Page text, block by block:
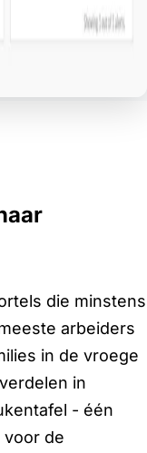
die minstens
arbeiders
in de vroege
in
- één
voor de